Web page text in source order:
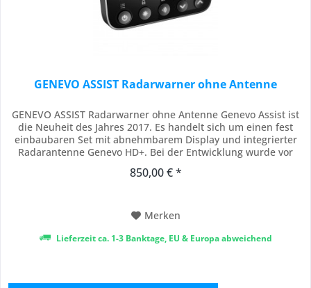
GENEVO ASSIST Radarwarner ohne Antenne
GENEVO ASSIST Radarwarner ohne Antenne Genevo Assist ist
die Neuheit des Jahres 2017. Es handelt sich um einen fest
einbaubaren Set mit abnehmbarem Display und integrierter
Radarantenne Genevo HD+. Bei der Entwicklung wurde vor
und einfache Installation Wert gelegt. Das Gerät besteht aus
850,00 € *
Merken
Lieferzeit ca. 1-3 Banktage, EU & Europa abweichend